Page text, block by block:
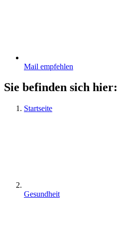
Mail empfehlen
Sie befinden sich hier:
Startseite
Gesundheit